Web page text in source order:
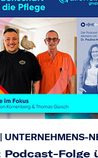
UNTERNEHMENS-
Podcast-Folge